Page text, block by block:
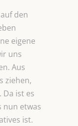
den
eigene
uns
Aus
ziehen,
ist es
nun etwas
ist.